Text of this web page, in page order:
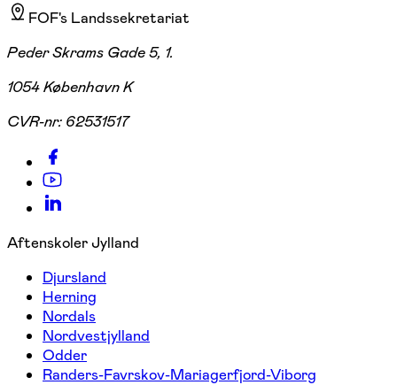
FOF's Landssekretariat
Peder Skrams Gade 5, 1.
1054 København K
CVR-nr: 62531517
Aftenskoler Jylland
Djursland
Herning
Nordals
Nordvestjylland
Odder
Randers-Favrskov-Mariagerfjord-Viborg